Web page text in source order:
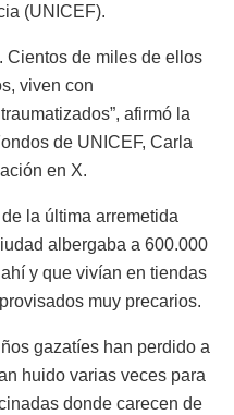
(UNICEF).
Cientos de miles de ellos
viven con
afirmó la
de UNICEF, Carla
en X.
la última arremetida
albergaba a 600.000
y que vivían en tiendas
muy precarios.
gazatíes han perdido a
huido varias veces para
donde carecen de